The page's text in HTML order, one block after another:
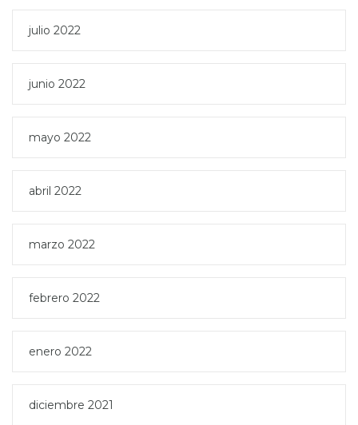
julio 2022
junio 2022
mayo 2022
abril 2022
marzo 2022
febrero 2022
enero 2022
diciembre 2021